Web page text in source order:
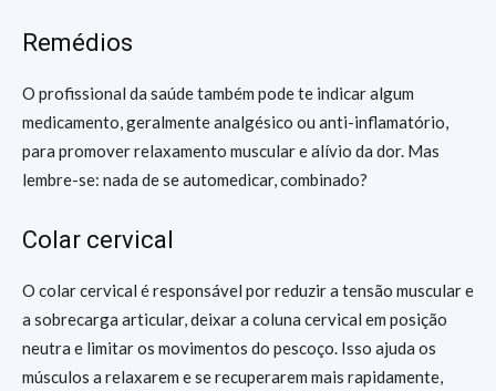
Remédios
O profissional da saúde também pode te indicar algum
medicamento, geralmente analgésico ou anti-inflamatório,
para promover relaxamento muscular e alívio da dor. Mas
lembre-se: nada de se automedicar, combinado?
Colar cervical
O colar cervical é responsável por reduzir a tensão muscular e
a sobrecarga articular, deixar a coluna cervical em posição
neutra e limitar os movimentos do pescoço. Isso ajuda os
músculos a relaxarem e se recuperarem mais rapidamente,